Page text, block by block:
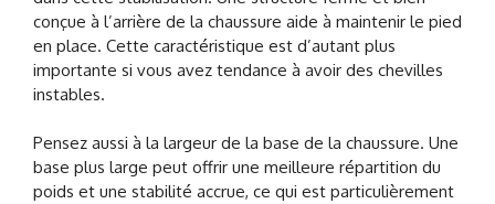
conçue à l’arrière de la chaussure aide à maintenir le pied
en place. Cette caractéristique est d’autant plus
importante si vous avez tendance à avoir des chevilles
instables.
Pensez aussi à la largeur de la base de la chaussure. Une
base plus large peut offrir une meilleure répartition du
poids et une stabilité accrue, ce qui est particulièrement